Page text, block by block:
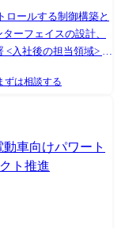
定しております。 ご
と思っております。
織内でもエンジニア
ようなキャリアをご
2、3名がアメリカの
やメイン顧客である
す。 ●評価制
持ったエンジニアとし
・育成支援制度が設
際に現場で使用され
づくりの醍醐味を感
製品を担当している
会もございます。 製
ジェクトとしても
としてキャリアを構
名)、光学装置グルー
かれています。半導
ます。同じ装置でも
ロールする制御構築と
ーフェイスの設計、
テムでの使われ方/要
る制御の開発を行
には) エンジンをコン
ントロールするECUの
、協調制御の制御開発
ずは相談する
車向けパワート
ト推進